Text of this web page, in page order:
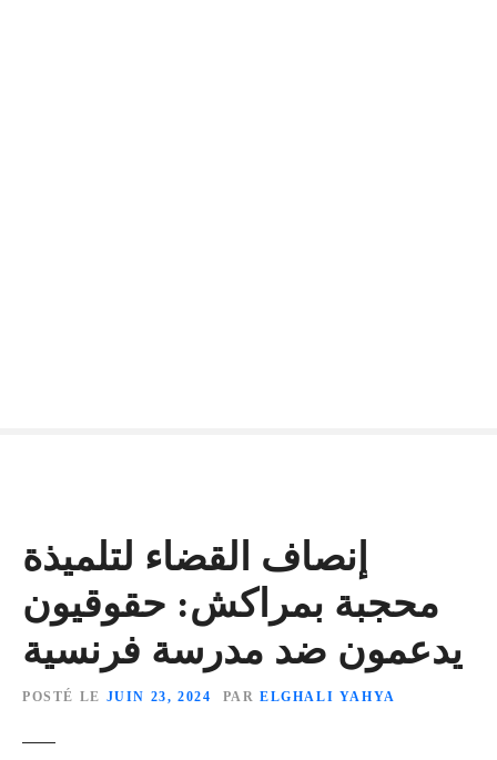
إنصاف القضاء لتلميذة
محجبة بمراكش: حقوقيون
يدعمون ضد مدرسة فرنسية
POSTÉ LE JUIN 23, 2024 PAR ELGHALI YAHYA